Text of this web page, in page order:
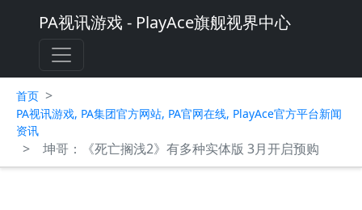
PA视讯游戏 - PlayAce旗舰视界中心
首页 >
PA视讯游戏, PA集团官方网站, PA官网在线, PlayAce官方平台新闻
资讯
> 坤哥：《死亡搁浅2》有多种实体版 3月开启预购